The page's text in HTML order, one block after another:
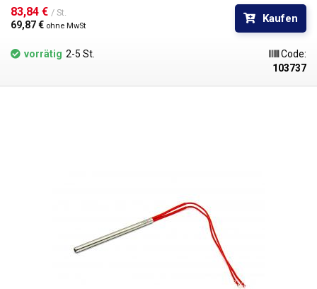
Stromversorgung.
83,84 € / St.
69,87 € ohne MwSt
Kaufen
vorrätig 2-5 St.
Code:
103737